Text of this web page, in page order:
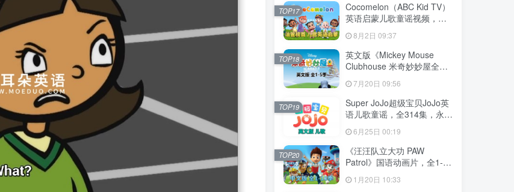
Cocomelon（ABC Kid TV）
英语启蒙儿歌童谣视频，全
1199集，1080P高清视频带
英文字幕，带音频MP3，百
度网盘下载！
8月2日 09:37
TOP17
英文版《Mickey Mouse
Clubhouse 米奇妙妙屋全
集》全1-5季总148集，
1080P高清视频带英文字
幕，带配套音频MP3，百度
网盘下载！
7月20日 09:56
TOP18
Super JoJo超级宝贝JoJo英
语儿歌童谣，全314集，永久
免费更新，1080P高清视频
带英文字幕，百度网盘下
载！
6月25日 00:19
TOP19
《汪汪队立大功 PAW
Patrol》国语动画片，全1-10
季总257集，1080P高清视
频，百度网盘下载！
1月20日 10:33
TOP20